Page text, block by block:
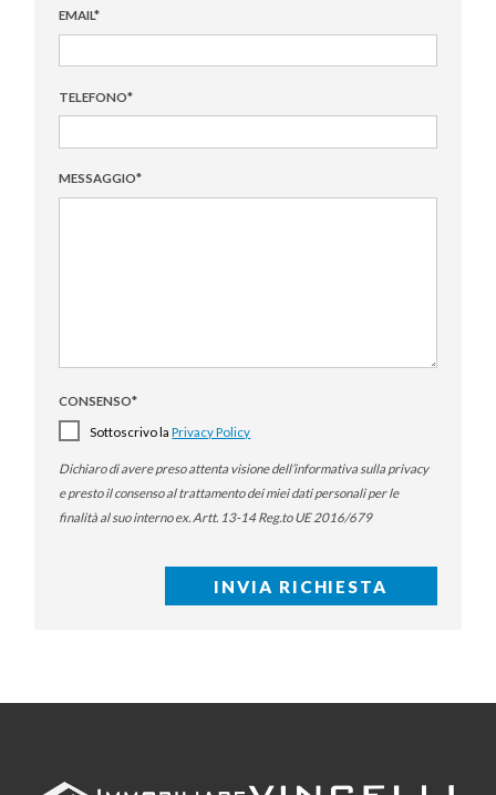
EMAIL*
TELEFONO*
MESSAGGIO*
CONSENSO*
Sottoscrivo laPrivacy Policy
Dichiaro di avere preso attenta visione dell’informativa sulla privacy
e presto il consenso al trattamento dei miei dati personali per le
finalità al suo interno ex. Artt. 13-14 Reg.to UE 2016/679